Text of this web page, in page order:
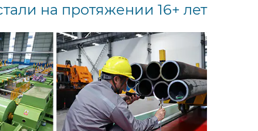
на протяжении 16+ лет